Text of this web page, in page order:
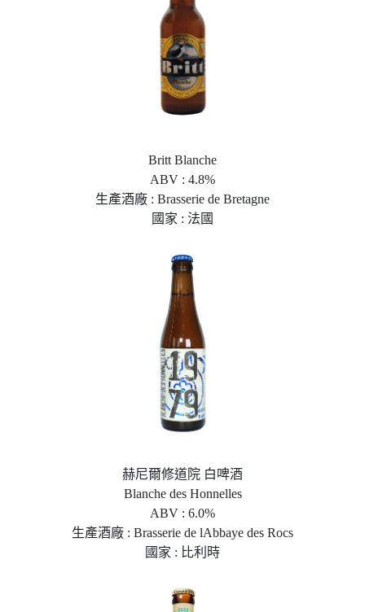
Britt Blanche
ABV : 4.8%
生產酒廠 : Brasserie de Bretagne
國家 : 法國
赫尼爾修道院 白啤酒
Blanche des Honnelles
ABV : 6.0%
生產酒廠 : Brasserie de lAbbaye des Rocs
國家 : 比利時